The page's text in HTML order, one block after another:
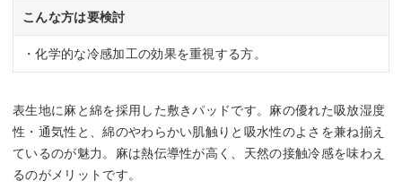
こんな方は要検討
・化学的な冷感加工の効果を重視する方。
表生地に麻と綿を採用した敷きパッドです。麻の優れた吸放湿度
性・通気性と、綿のやわらかい肌触りと吸水性のよさを兼ね揃え
ているのが魅力。麻は熱伝導性が高く、天然の接触冷感を味わえ
るのがメリットです。